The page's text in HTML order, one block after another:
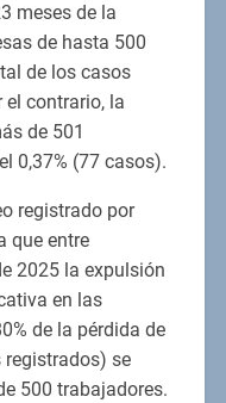
meses de la
de hasta 500
de los casos
el contrario, la
de 501
0,37% (77 casos).
registrado por
que entre
2025 la expulsión
en las
de la pérdida de
se
500 trabajadores.